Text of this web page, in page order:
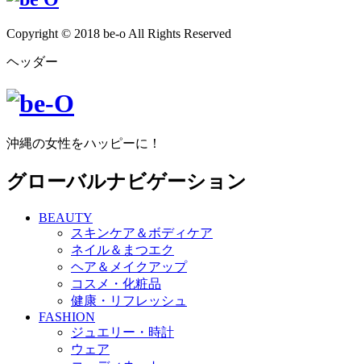
Copyright © 2018 be-o All Rights Reserved
ヘッダー
沖縄の女性をハッピーに！
グローバルナビゲーション
BEAUTY
スキンケア＆ボディケア
ネイル＆まつエク
ヘア＆メイクアップ
コスメ・化粧品
健康・リフレッシュ
FASHION
ジュエリー・時計
ウェア